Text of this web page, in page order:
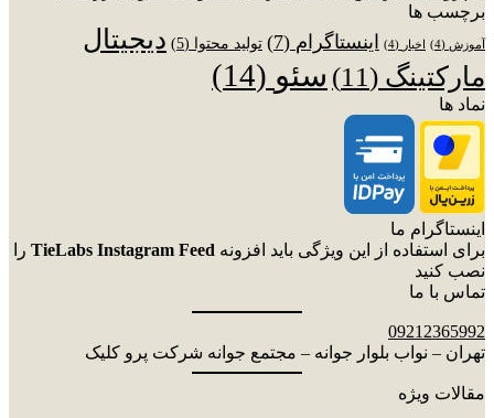
برچسب ها
آموزش (4) اخبار (4) اینستاگرام (7) تولید محتوا (5)
دیجیتال
مارکتینگ (11) سئو (14)
نماد ها
اینستاگرام ما
برای استفاده از این ویژگی باید افزونه TieLabs Instagram Feed را
نصب کنید
تماس با ما
09212365992
تهران – نواب بلوار جوانه – مجتمع جوانه شرکت پرو کلیک
مقالات ویژه